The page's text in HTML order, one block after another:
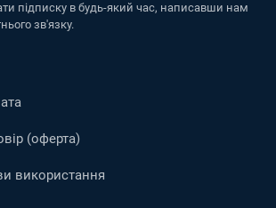
підписку в будь-який час, написавши нам
зв'язку.
(оферта)
використання